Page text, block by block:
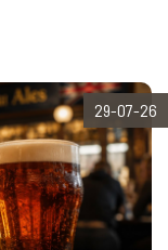
29-07-26